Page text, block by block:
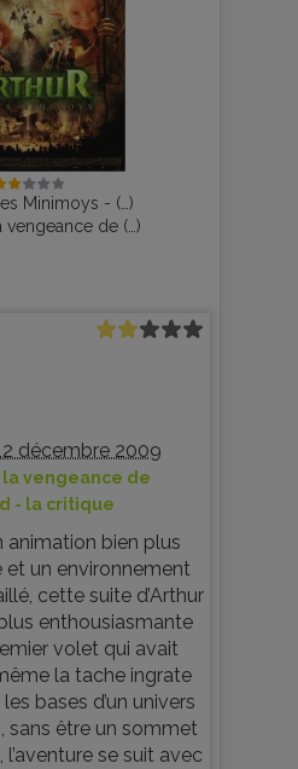
Minimoys - (…)
vengeance de (…)
décembre 2009
vengeance de
- la critique
animation bien plus
et un environnement
cette suite d’Arthur
enthousiasmante
volet qui avait
la tache ingrate
bases d’un univers
sans être un sommet
l’aventure se suit avec